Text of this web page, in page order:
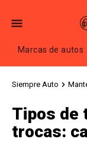
Marcas de autos
Siempre Auto
Tipos de
trocas: